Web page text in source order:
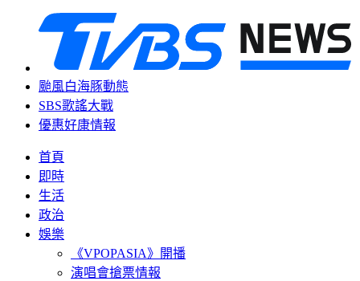
颱風白海豚動態
SBS歌謠大戰
優惠好康情報
首頁
即時
生活
政治
娛樂
《VPOPASIA》開播
演唱會搶票情報